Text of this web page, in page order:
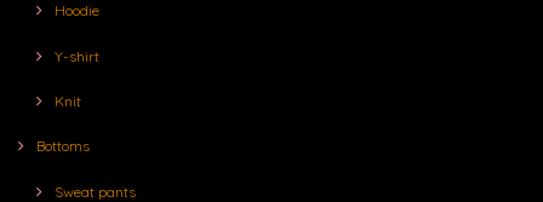
Hoodie
Y-shirt
Knit
Bottoms
Sweat pants